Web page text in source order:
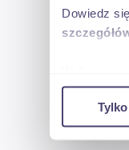
Dowiedz
w naszej